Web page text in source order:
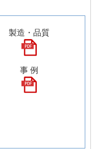
製造・品質
事 例